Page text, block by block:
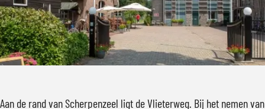
e
n
z
e
l
r
p
e
n
e
e
r
p
e
z
e
n
z
e
l
Aan de rand van Scherpenzeel ligt de Vlieterweg. Bij het nemen van